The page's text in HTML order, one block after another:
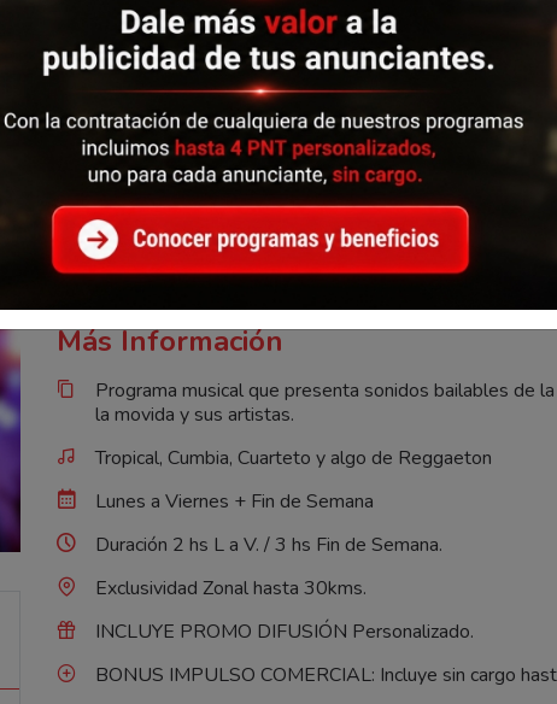
Tropical P´Arriba
Tropical P´Arriba
Programa de música Tropical y Popular, para que tus
canciones del cuarteto y cumbias de Argentina y Uruguay.
Más Información
Programa musical que presenta sonidos bailables de
la movida y sus artistas.
Tropical, Cumbia, Cuarteto y algo de Reggaeton
Lunes a Viernes + Fin de Semana
Duración 2 hs L a V. / 3 hs Fin de Semana.
Exclusividad Zonal hasta 30kms.
INCLUYE PROMO DIFUSIÓN Personalizado.
BONUS IMPULSO COMERCIAL: Incluye sin cargo